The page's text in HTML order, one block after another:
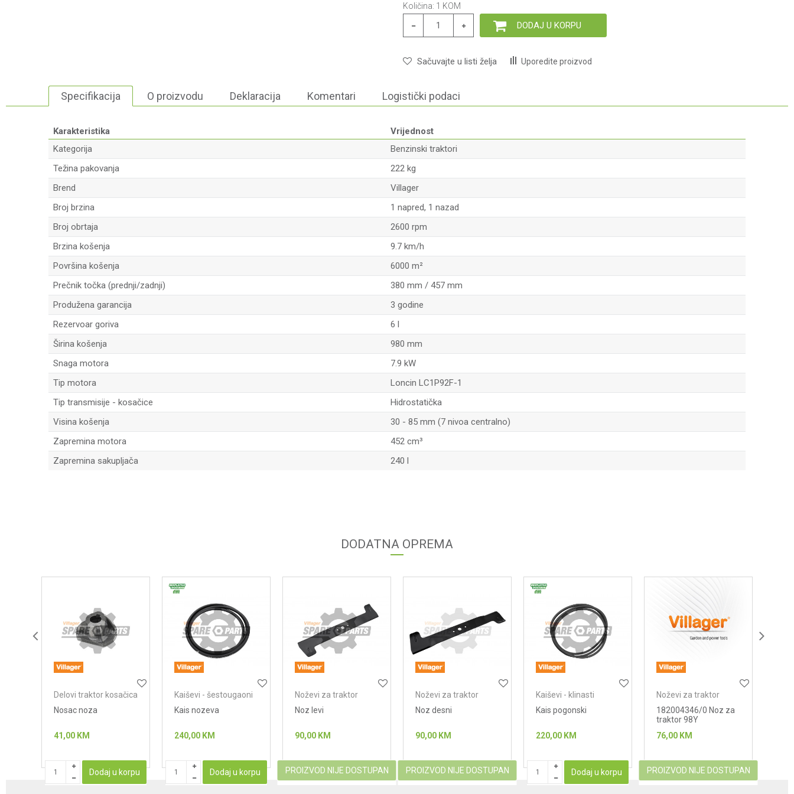
Količina: 1 KOM
DODAJ U KORPU
Sačuvajte u listi želja Uporedite proizvod
Specifikacija O proizvodu Deklaracija Komentari Logistički podaci
Karakteristika
Vrijednost
Kategorija
Benzinski traktori
Težina pakovanja
222 kg
Brend
Villager
Broj brzina
1 napred, 1 nazad
Broj obrtaja
2600 rpm
Brzina košenja
9.7 km/h
Površina košenja
6000 m²
Prečnik točka (prednji/zadnji)
380 mm / 457 mm
Produžena garancija
3 godine
Rezervoar goriva
6 l
Širina košenja
980 mm
Snaga motora
7.9 kW
Tip motora
Loncin LC1P92F-1
Tip transmisije - kosačice
Hidrostatička
Visina košenja
30 - 85 mm (7 nivoa centralno)
Zapremina motora
452 cm³
Zapremina sakupljača
240 l
Anti-spam zaštita - izračunajte koliko je 9 - 4 :
DODATNA OPREMA
Delovi traktor kosačica
Nosac noza
41,00 KM
Dodaj u korpu
Kaiševi - šestougaoni
Kais nozeva
240,00 KM
Dodaj u korpu
Noževi za traktor
Noz levi
90,00 KM
PROIZVOD NIJE DOSTUPAN
Noževi za traktor
Noz desni
90,00 KM
PROIZVOD NIJE DOSTUPAN
Kaiševi - klinasti
Kais pogonski
220,00 KM
Dodaj u korpu
Noževi za traktor
182004346/0 Noz za
traktor 98Y
76,00 KM
PROIZVOD NIJE DOSTUPAN